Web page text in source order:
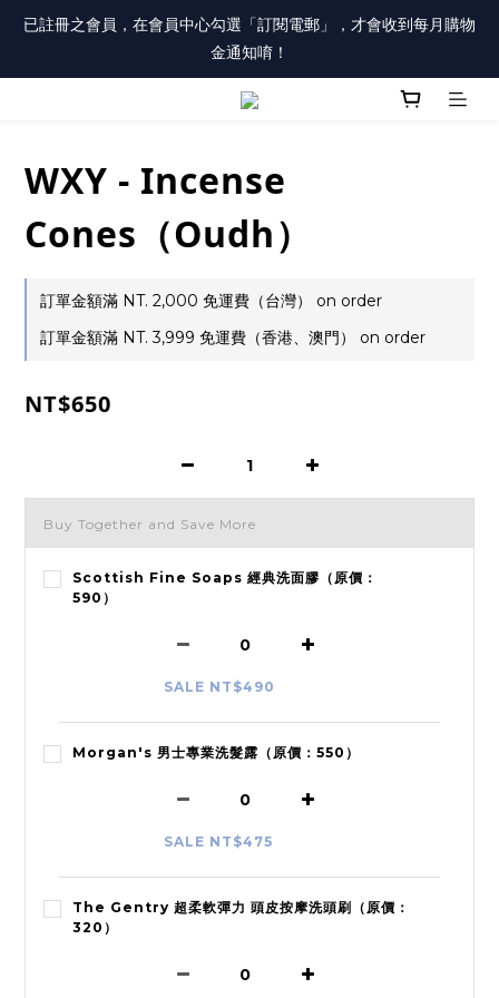
註冊會員「送100元購物金」，同時勾選「接收優惠通知」，還有
每月購物金唷！
已註冊之會員，在會員中心勾選「訂閱電郵」，才會收到每月購物
金通知唷！
註冊會員「送100元購物金」，同時勾選「接收優惠通知」，還有
WXY - Incense
Cones（Oudh）
訂單金額滿 NT. 2,000 免運費（台灣） on order
訂單金額滿 NT. 3,999 免運費（香港、澳門） on order
NT$650
Buy Together and Save More
Scottish Fine Soaps 經典洗面膠（原價：
590）
SALE NT$490
Morgan's 男士專業洗髮露（原價：550）
SALE NT$475
The Gentry 超柔軟彈力 頭皮按摩洗頭刷（原價：
320）